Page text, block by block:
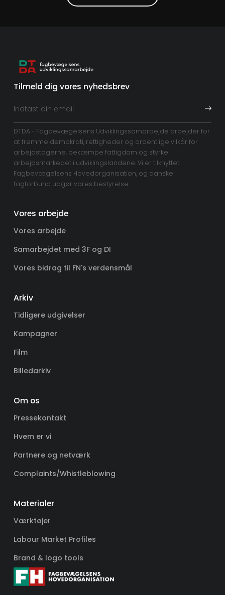
Tilmeld dig vores nyhedsbrev
DTDA - Fagbevægelsens Udviklingssamarbejde arbejder for
at fremme demokrati, rettigheder og ordentlige vilkår for
arbejdstagerne, bekæmpe fattigdom og styrke
arbejdsmarkedet i udviklingslandene. Vi er tilknyttet
Fagbevægelsens Hovedorganisation, og danske
fagforbund udgør vores bestyrelse.
Vores arbejde
Vores arbejde
Samarbejdet med 3F og DI
Vores bidrag til FN's verdensmål
Arkiv
Tidligere udgivelser
Kampagner
Film
Billedarkiv
Om os
Pressekontakt
Hvem er vi
Partnere og netværk
Complaints/Whistleblowing
Materialer
Værktøjer
Labour Market Profiles
Brand & logo tools